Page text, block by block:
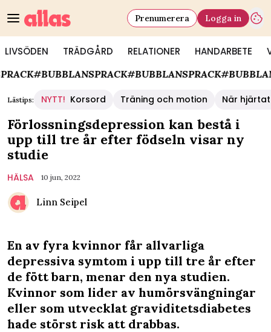
LIVSÖDEN TRÄDGÅRD RELATIONER HANDARBETE
Prenumerera Logga in
#BUBBLANSPRACK#BUBBLANSPRACK
Lästips: NYTT! Korsord Träning och motion När
Förlossningsdepression kan bestå i
upp till tre år efter födseln visar ny
studie
HÄLSA 10 jun, 2022
Linn Seipel
En av fyra kvinnor får allvarliga
depressiva symtom i upp till tre år efter
de fött barn, menar den nya studien.
Kvinnor som lider av humörsvängningar
eller som utvecklat graviditetsdiabetes
hade störst risk att drabbas.